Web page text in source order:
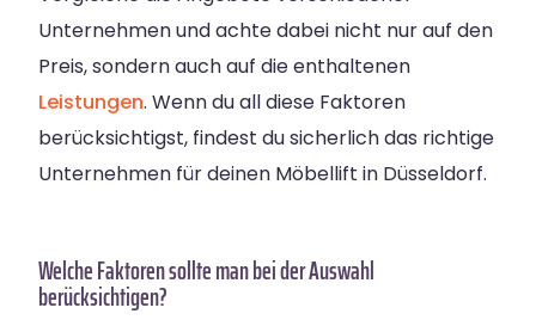
Unternehmen und achte dabei nicht nur auf den
Preis, sondern auch auf die enthaltenen
Leistungen. Wenn du all diese Faktoren
berücksichtigst, findest du sicherlich das richtige
Unternehmen für deinen Möbellift in Düsseldorf.
Welche Faktoren sollte man bei der Auswahl
berücksichtigen?